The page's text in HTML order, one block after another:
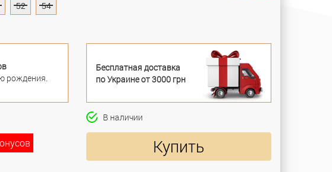
52 54
рождения.
Бесплатная доставка
по Украине от 3000 грн
В наличии
Купить